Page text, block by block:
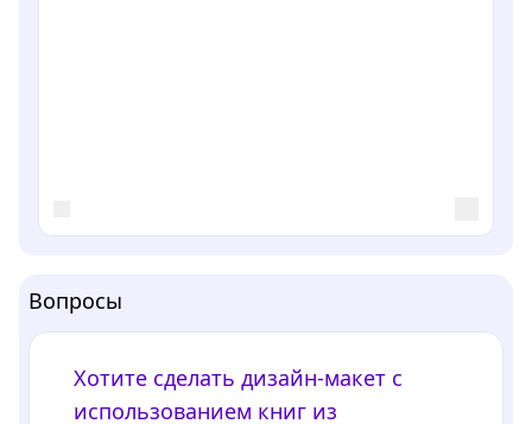
Вопросы
Хотите сделать дизайн-макет с
использованием книг из